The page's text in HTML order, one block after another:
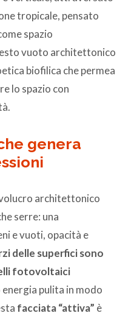
tropicale, pensato
spazio
vuoto architettonico
biofilica che permea
lo spazio con
genera
architettonico
serre: una
e vuoti, opacità e
delle superfici sono
fotovoltaici
pulita in modo
facciata “attiva” è